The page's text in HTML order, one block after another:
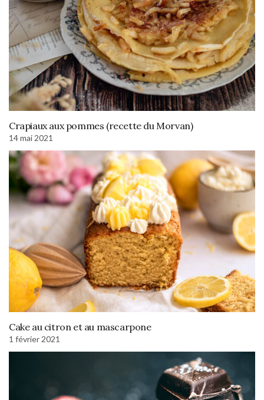
Crapiaux aux pommes (recette du Morvan)
14 mai 2021
Cake au citron et au mascarpone
1 février 2021